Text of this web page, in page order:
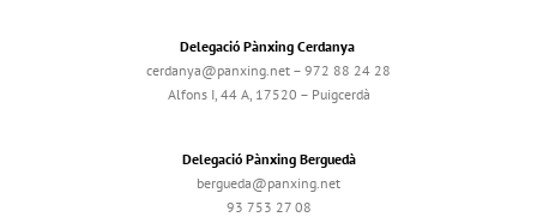
Delegació Pànxing Cerdanya
cerdanya@panxing.net – 972 88 24 28
Alfons I, 44 A, 17520 – Puigcerdà
Delegació Pànxing Berguedà
bergueda@panxing.net
93 753 27 08